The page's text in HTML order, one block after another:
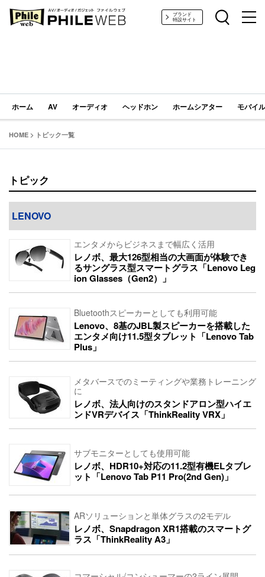
PHILE WEB｜AV/オーディオ/ガジェットブランド
特設サイト
ホーム AV オーディオ ヘッドホン ホームシアター モバイ
HOME > トピック一覧
トピック
LENOVO
エンタメからビジネスまで幅広く活用
レノボ、最大126型相当の大画面が体験でき
るサングラス型スマートグラス「Lenovo Leg
ion Glasses（Gen2）」
Bluetoothスピーカーとしても利用可能
Lenovo、8基のJBL製スピーカーを搭載した
エンタメ向け11.5型タブレット「Lenovo Tab
Plus」
メタバースでのミーティングや業務トレーニング
に
レノボ、法人向けのスタンドアロン型ハイエ
ンドVRデバイス「ThinkReality VRX」
サブモニターとしても使用可能
レノボ、HDR10+対応の11.2型有機ELタブレ
ット「Lenovo Tab P11 Pro(2nd Gen)」
ARソリューションと単体グラスの2モデル
レノボ、Snapdragon XR1搭載のスマートグ
ラス「ThinkReality A3」